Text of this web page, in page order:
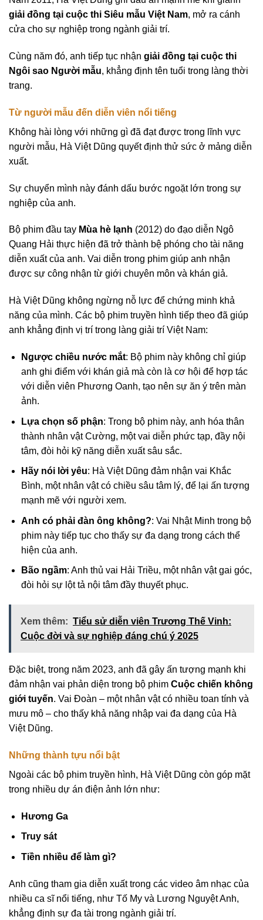
giải đồng tại cuộc thi Siêu mẫu Việt Nam, mở ra cánh
cửa cho sự nghiệp trong ngành giải trí.
Cùng năm đó, anh tiếp tục nhận giải đồng tại cuộc thi
Ngôi sao Người mẫu, khẳng định tên tuổi trong làng thời
trang.
Từ người mẫu đến diễn viên nổi tiếng
Không hài lòng với những gì đã đạt được trong lĩnh vực
người mẫu, Hà Việt Dũng quyết định thử sức ở mảng diễn
xuất.
Sự chuyển mình này đánh dấu bước ngoặt lớn trong sự
nghiệp của anh.
Bộ phim đầu tay Mùa hè lạnh (2012) do đạo diễn Ngô
Quang Hải thực hiện đã trở thành bệ phóng cho tài năng
diễn xuất của anh. Vai diễn trong phim giúp anh nhận
được sự công nhận từ giới chuyên môn và khán giả.
Hà Việt Dũng không ngừng nỗ lực để chứng minh khả
năng của mình. Các bộ phim truyền hình tiếp theo đã giúp
anh khẳng định vị trí trong làng giải trí Việt Nam:
Ngược chiều nước mắt: Bộ phim này không chỉ giúp
anh ghi điểm với khán giả mà còn là cơ hội để hợp tác
với diễn viên Phương Oanh, tạo nên sự ăn ý trên màn
ảnh.
Lựa chọn số phận: Trong bộ phim này, anh hóa thân
thành nhân vật Cường, một vai diễn phức tạp, đầy nội
tâm, đòi hỏi kỹ năng diễn xuất sâu sắc.
Hãy nói lời yêu: Hà Việt Dũng đảm nhận vai Khắc
Bình, một nhân vật có chiều sâu tâm lý, để lại ấn tượng
mạnh mẽ với người xem.
Anh có phải đàn ông không?: Vai Nhật Minh trong bộ
phim này tiếp tục cho thấy sự đa dạng trong cách thể
hiện của anh.
Bão ngầm: Anh thủ vai Hải Triều, một nhân vật gai góc,
đòi hỏi sự lột tả nội tâm đầy thuyết phục.
Xem thêm: Tiểu sử diễn viên Trương Thế Vinh:
Cuộc đời và sự nghiệp đáng chú ý 2025
Đặc biệt, trong năm 2023, anh đã gây ấn tượng mạnh khi
đảm nhận vai phản diện trong bộ phim Cuộc chiến không
giới tuyến. Vai Đoàn – một nhân vật có nhiều toan tính và
mưu mô – cho thấy khả năng nhập vai đa dạng của Hà
Việt Dũng.
Những thành tựu nổi bật
Ngoài các bộ phim truyền hình, Hà Việt Dũng còn góp mặt
trong nhiều dự án điện ảnh lớn như:
Hương Ga
Truy sát
Tiền nhiều để làm gì?
Anh cũng tham gia diễn xuất trong các video âm nhạc của
nhiều ca sĩ nổi tiếng, như Tố My và Lương Nguyệt Anh,
khẳng định sự đa tài trong ngành giải trí.